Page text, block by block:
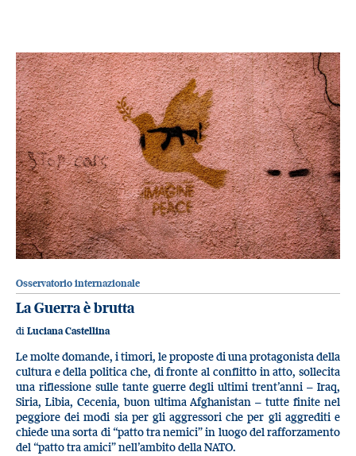
Osservatorio internazionale
La Guerra è brutta
di Luciana Castellina
Le molte domande, i timori, le proposte di una protagonista della
cultura e della politica che, di fronte al conflitto in atto, sollecita
una riflessione sulle tante guerre degli ultimi trent’anni – Iraq,
Siria, Libia, Cecenia, buon ultima Afghanistan – tutte finite nel
peggiore dei modi sia per gli aggressori che per gli aggrediti e
chiede una sorta di “patto tra nemici” in luogo del rafforzamento
del “patto tra amici” nell’ambito della NATO.